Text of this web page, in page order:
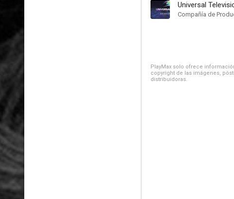
Universal
Compañía de
PlayMax solo ofrece
copyright de las imágenes,
distribuidoras.